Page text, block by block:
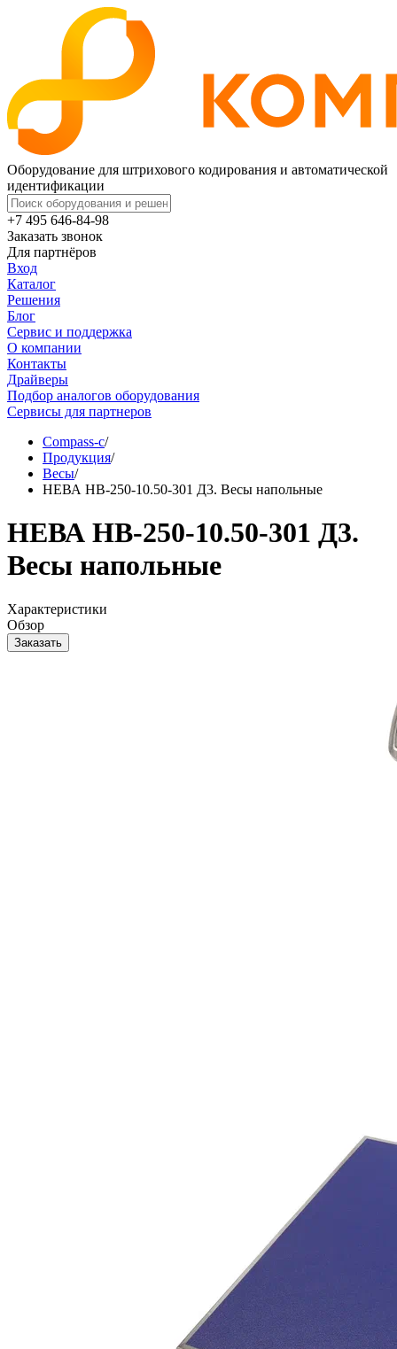
Оборудование для штрихового кодирования и автоматической
идентификации
+7 495 646-84-98
Заказать звонок
Для партнёров
Вход
Каталог
Решения
Блог
Сервис и поддержка
О компании
Контакты
Драйверы
Подбор аналогов оборудования
Сервисы для партнеров
Compass-c/
Продукция/
Весы/
НЕВА HB-250-10.50-301 Д3. Весы напольные
НЕВА HB-250-10.50-301 Д3.
Весы напольные
Характеристики
Oбзор
Заказать